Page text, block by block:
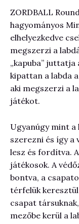
ZORDBALL
hagyományos
elhelyezkedve
megszerzi a
„kapuba” juttatja
kipattan a labda
aki megszerzi a
játékot.
Ugyanúgy mint a
szerezni és így a
lesz és fordítva.
játékosok. A
bontva, a
térfelük
csapat
mezőbe kerül a